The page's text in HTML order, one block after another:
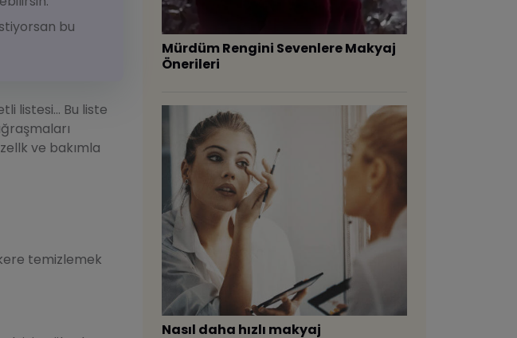
bu
listesi... Bu liste
ve bakımla
temizlemek
Mürdüm Rengini Sevenlere Makyaj
Önerileri
Nasıl daha hızlı makyaj